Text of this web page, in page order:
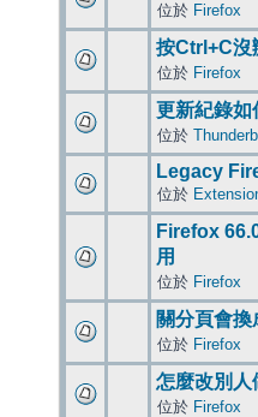
位於 Firefox
按Ctrl+C沒
位於 Firefox
更新紀錄如
位於
Legacy
位於
Firefox
用
位於 Firefox
關分頁會
位於 Firefox
怎麼改別人
位於 Firefox